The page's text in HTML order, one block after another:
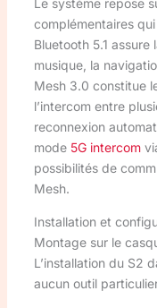
Le système repose
complémentaires
Bluetooth 5.1
musique, la
Mesh 3.0 constitue
l’intercom entre
reconnexion
mode 5G intercom
possibilités de
Mesh.
Installation et
Montage sur le
L’installation du S2
aucun outil